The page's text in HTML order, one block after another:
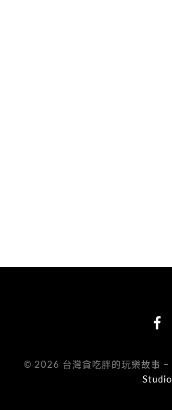
© 2026 台灣貪吃胖的玩樂故事 –
Studio